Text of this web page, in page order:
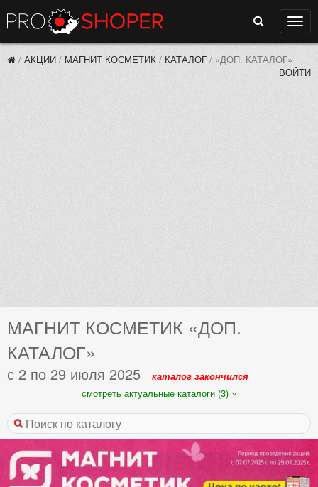
Поиск
/ АКЦИИ / МАГНИТ КОСМЕТИК / КАТАЛОГ / «ДОП. КАТАЛОГ»
ВОЙТИ
МАГНИТ КОСМЕТИК «ДОП.
КАТАЛОГ»
с 2 по 29 июля 2025
каталог закончился
смотреть актуальные каталоги (3)